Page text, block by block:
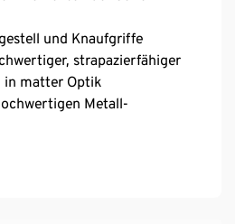
und Knaufgriffe
strapazierfähiger
in matter Optik
Metall-
Kunststofffüße – fester
Flächen